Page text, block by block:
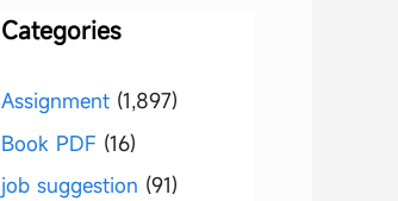
Categories
Assignment (1,897)
Book PDF (16)
job suggestion (91)